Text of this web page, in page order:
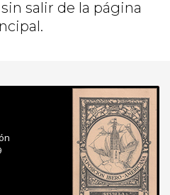
salir de la página